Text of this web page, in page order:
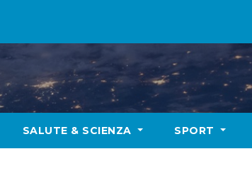
SALUTE & SCIENZA SPORT